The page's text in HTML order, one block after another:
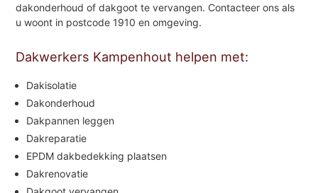
dakonderhoud of dakgoot te vervangen. Contacteer ons als
u woont in postcode 1910 en omgeving.
Dakwerkers Kampenhout helpen met:
Dakisolatie
Dakonderhoud
Dakpannen leggen
Dakreparatie
EPDM dakbedekking plaatsen
Dakrenovatie